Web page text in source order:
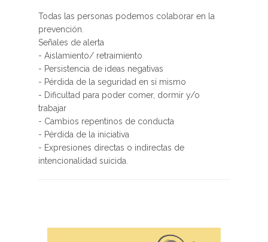
Todas las personas podemos colaborar en la
prevención.
Señales de alerta
- Aislamiento/ retraimiento
- Persistencia de ideas negativas
- Pérdida de la seguridad en sí mismo
- Dificultad para poder comer, dormir y/o
trabajar
- Cambios repentinos de conducta
- Pérdida de la iniciativa
- Expresiones directas o indirectas de
intencionalidad suicida.